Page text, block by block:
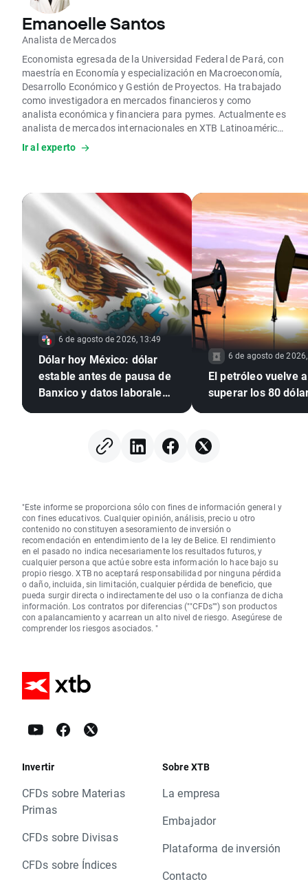
Emanoelle Santos
Analista de Mercados
Economista egresada de la Universidad Federal de Pará, con
maestría en Economía y especialización en Macroeconomía,
Desarrollo Económico y Gestión de Proyectos. Ha trabajado
como investigadora en mercados financieros y como
analista económica y financiera para pymes. Actualmente es
analista de mercados internacionales en XTB Latinoamérica,
donde realiza análisis técnicos y fundamentales de los
principales activos financieros.
Ir al experto
6 de agosto de 2026, 13:49
Dólar hoy México: dólar
estable antes de pausa de
Banxico y datos laborales
6 de agosto de
El petróleo vuelve a
superar los 80
"Este informe se proporciona sólo con fines de información general y
con fines educativos. Cualquier opinión, análisis, precio u otro
contenido no constituyen asesoramiento de inversión o
recomendación en entendimiento de la ley de Belice. El rendimiento
en el pasado no indica necesariamente los resultados futuros, y
cualquier persona que actúe sobre esta información lo hace bajo su
propio riesgo. XTB no aceptará responsabilidad por ninguna pérdida
o daño, incluida, sin limitación, cualquier pérdida de beneficio, que
pueda surgir directa o indirectamente del uso o la confianza de dicha
información. Los contratos por diferencias (""CFDs"") son productos
con apalancamiento y acarrean un alto nivel de riesgo. Asegúrese de
comprender los riesgos asociados. "
Invertir
CFDs sobre Materias
Primas
CFDs sobre Divisas
CFDs sobre Índices
Sobre XTB
La empresa
Embajador
Plataforma de inversión
Contacto